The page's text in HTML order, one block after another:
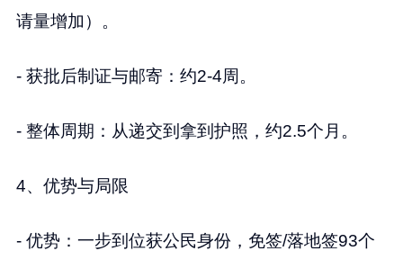
请量增加）。
- 获批后制证与邮寄：约2-4周。
- 整体周期：从递交到拿到护照，约2.5个月。
4、优势与局限
- 优势：一步到位获公民身份，免签/落地签93个